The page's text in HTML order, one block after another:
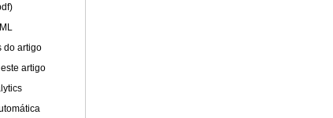
do artigo
artigo